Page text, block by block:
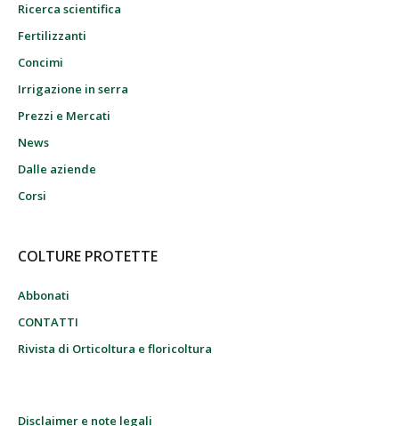
Ricerca scientifica
Fertilizzanti
Concimi
Irrigazione in serra
Prezzi e Mercati
News
Dalle aziende
Corsi
COLTURE PROTETTE
Abbonati
CONTATTI
Rivista di Orticoltura e floricoltura
Disclaimer e note legali